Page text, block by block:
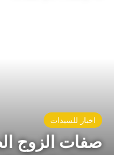
اخبار للسيدات
صفات الزوج